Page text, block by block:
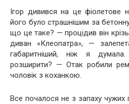
Ігор дивився на це фіолетове
його було страшнішим за
що це таке? — процідив він
диван «Клеопатра», —
габаритніший, ніж я
розширити? — Отак робили
чоловік з коханкою.
Все почалося не з запаху